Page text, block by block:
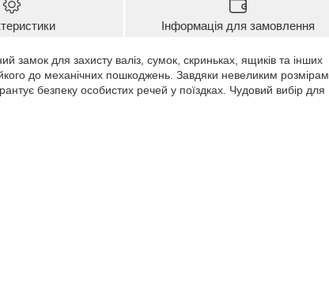
Інформація для замовлення
замок для захисту валіз, сумок, скриньках, ящиків та інших
до механічних пошкоджень. Завдяки невеликим розмірам
безпеку особистих речей у поїздках. Чудовий вибір для